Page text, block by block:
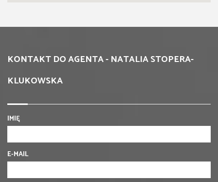
KONTAKT DO AGENTA - NATALIA STOPERA-
KLUKOWSKA
IMIĘ
E-MAIL